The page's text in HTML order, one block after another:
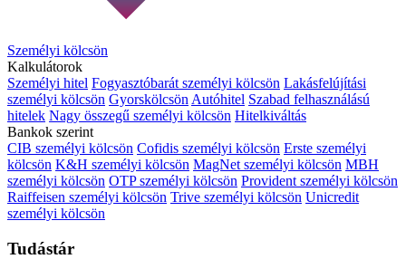
Személyi kölcsön
Kalkulátorok
Személyi hitel Fogyasztóbarát személyi kölcsön Lakásfelújítási
személyi kölcsön Gyorskölcsön Autóhitel Szabad felhasználású
hitelek Nagy összegű személyi kölcsön Hitelkiváltás
Bankok szerint
CIB személyi kölcsön Cofidis személyi kölcsön Erste személyi
kölcsön K&H személyi kölcsön MagNet személyi kölcsön MBH
személyi kölcsön OTP személyi kölcsön Provident személyi kölcsön
Raiffeisen személyi kölcsön Trive személyi kölcsön Unicredit
személyi kölcsön
Tudástár